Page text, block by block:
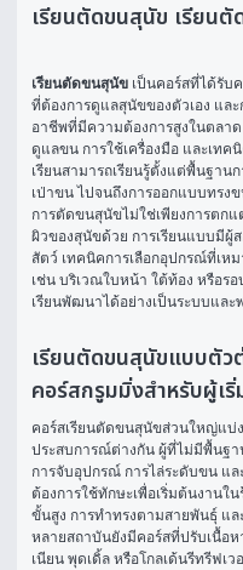
เรียนตัดขนสุนัข เรียน
เรียนตัดขนสุนัข เป็นคอร์สที่ได้รับ
ที่ต้องการดูแลสุนัขของตัวเอง แล
อาชีพที่มีความต้องการสูงในตลา
ดูแลขน การใช้เครื่องมือ และเทค
เรียนสามารถเรียนรู้ตั้งแต่พื้นฐาน
เป่าขน ไปจนถึงการออกแบบทร
การตัดขนสุนัขไม่ใช่เพียงการตก
ผิวของสุนัขด้วย การเรียนแบบมีผู้
สัตว์ เทคนิคการเลือกอุปกรณ์ที่เห
เช่น บริเวณใบหน้า ใต้ท้อง หรือร
เรียนพัฒนาได้อย่างเป็นระบบแล
เรียนตัดขนสุนัขแบบตัว
คอร์สกรูมมิ่งสำหรับผู้เ
คอร์สเรียนตัดขนสุนัขส่วนใหญ่แบ่
ประสบการณ์ต่างกัน ผู้ที่ไม่มีพื้นฐา
การจับอุปกรณ์ การไล่ระดับขน แ
ต้องการใช้ทักษะเพื่อเริ่มต้นงานใ
ขั้นสูง การทำทรงตามสายพันธุ์ แ
หลายสถาบันยังมีคอร์สที่ปรับเนื้อห
เนียน พุดเดิ้ล หรือโกลเด้นรีทรีฟเ